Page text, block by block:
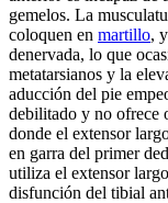
gemelos. La
coloquen en martillo,
denervada, lo que
metatarsianos y la
aducción del pie
debilitado y no ofrece
donde el extensor
en garra del primer
utiliza el extensor
disfunción del tibial